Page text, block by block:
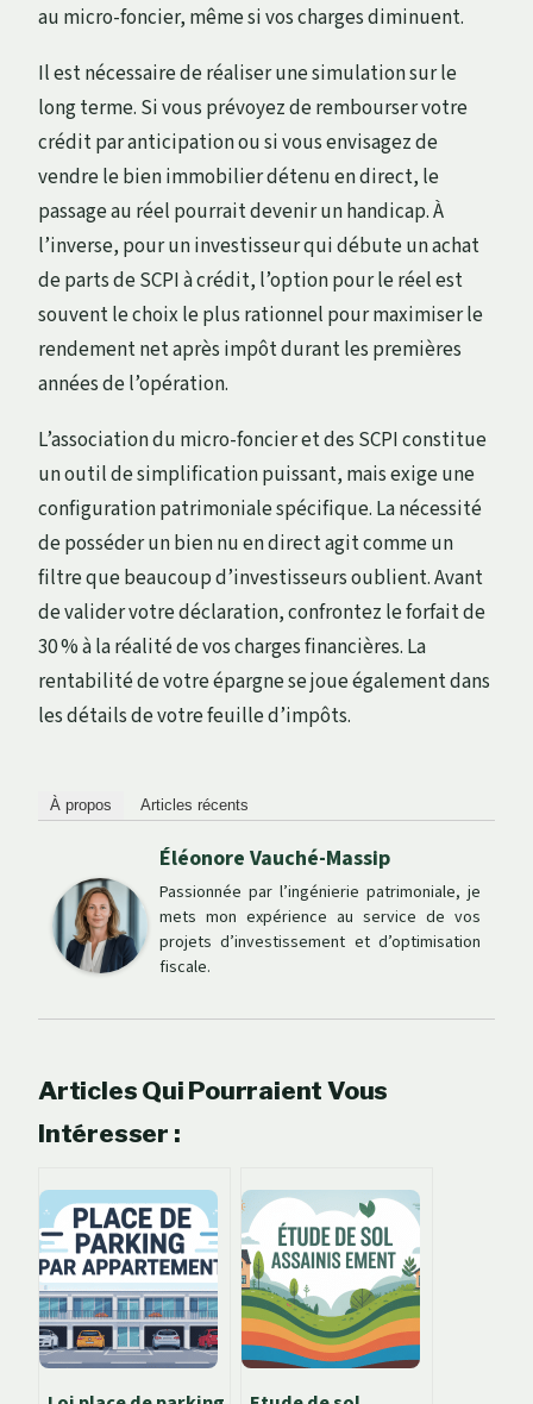
au micro-foncier, même si vos charges diminuent.
Il est nécessaire de réaliser une simulation sur le
long terme. Si vous prévoyez de rembourser votre
crédit par anticipation ou si vous envisagez de
vendre le bien immobilier détenu en direct, le
passage au réel pourrait devenir un handicap. À
l’inverse, pour un investisseur qui débute un achat
de parts de SCPI à crédit, l’option pour le réel est
souvent le choix le plus rationnel pour maximiser le
rendement net après impôt durant les premières
années de l’opération.
L’association du micro-foncier et des SCPI constitue
un outil de simplification puissant, mais exige une
configuration patrimoniale spécifique. La nécessité
de posséder un bien nu en direct agit comme un
filtre que beaucoup d’investisseurs oublient. Avant
de valider votre déclaration, confrontez le forfait de
30 % à la réalité de vos charges financières. La
rentabilité de votre épargne se joue également dans
les détails de votre feuille d’impôts.
À propos Articles récents
Éléonore Vauché-Massip
Passionnée par l’ingénierie patrimoniale, je
mets mon expérience au service de vos
projets d’investissement et d’optimisation
fiscale.
Articles Qui Pourraient Vous
Intéresser :